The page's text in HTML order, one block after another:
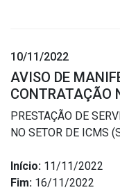
10/11/2022
AVISO DE
CONTRATAÇÃO
PRESTAÇÃO DE
NO SETOR DE ICMS
Início: 11/11/2022
Fim: 16/11/2022